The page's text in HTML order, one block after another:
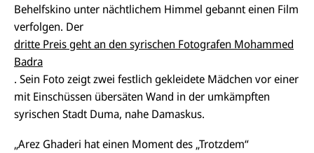
Behelfskino unter nächtlichem Himmel gebannt einen Film
verfolgen. Der
dritte Preis geht an den syrischen Fotografen Mohammed
Badra
. Sein Foto zeigt zwei festlich gekleidete Mädchen vor einer
mit Einschüssen übersäten Wand in der umkämpften
syrischen Stadt Duma, nahe Damaskus.
„Arez Ghaderi hat einen Moment des „Trotzdem“